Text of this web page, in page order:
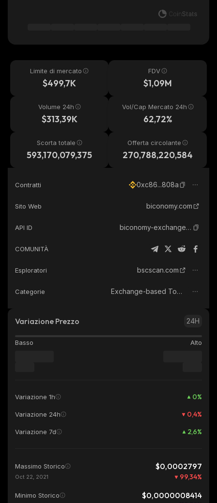
Limite di mercato
$499,7K
FDV
$1,09M
Volume 24h
$313,39K
Vol/Cap Mercato 24h
62,72%
Scorta totale
593,170,079,375
Offerta circolante
270,788,220,584
Contratti 0xc86...808a
Sito Web biconomy.com
API ID biconomy-exchange-token
COMUNITÀ
Esploratori bscscan.com
Categorie Exchange-based Tokens
Variazione Prezzo 24H
Basso Alto
Variazione 1h 0%
Variazione 24h 0,4%
Variazione 7d 2,6%
Massimo Storico $0,0002797
Oct 22, 2021 99,34%
Minimo Storico $0,0000008414